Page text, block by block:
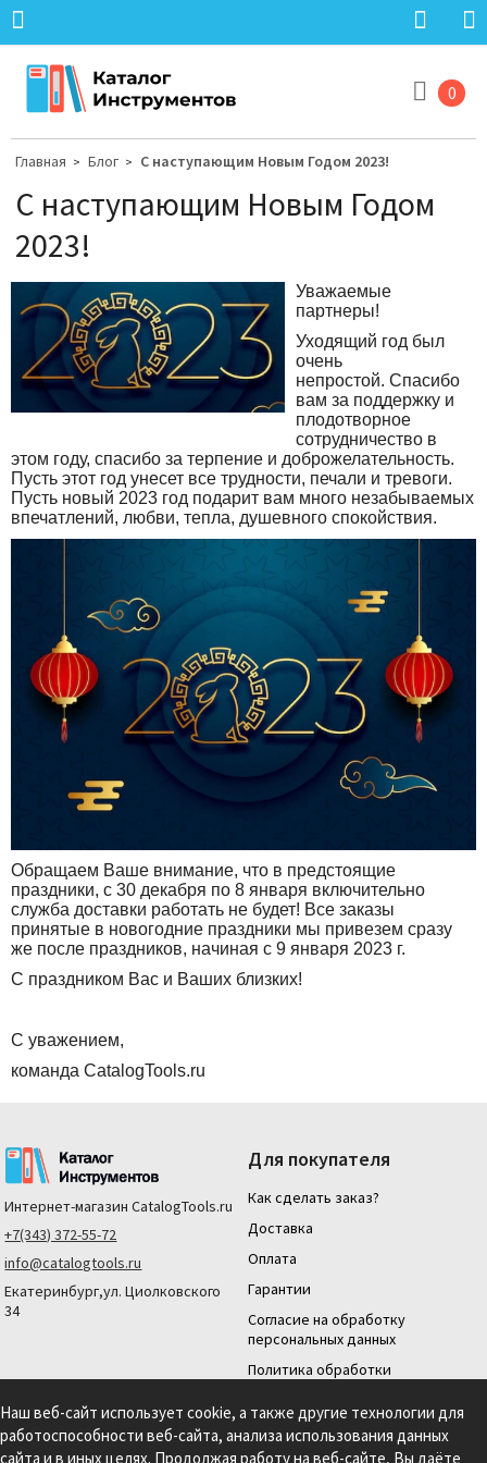
0
Главная > Блог > С наступающим Новым Годом 2023!
С наступающим Новым Годом
2023!
Уважаемые
партнеры!
Уходящий год был
очень
непростой. Спасибо
вам за поддержку и
плодотворное
сотрудничество в
этом году, спасибо за терпение и доброжелательность.
Пусть этот год унесет все трудности, печали и тревоги.
Пусть новый 2023 год подарит вам много незабываемых
впечатлений, любви, тепла, душевного спокойствия.
Обращаем Ваше внимание, что в предстоящие
праздники, с 30 декабря по 8 января включительно
служба доставки работать не будет! Все заказы
принятые в новогодние праздники мы привезем сразу
же после праздников, начиная с 9 января 2023 г.
С праздником Вас и Ваших близких!
С уважением,
команда CatalogTools.ru
Интернет-магазин CatalogTools.ru
+7(343) 372-55-72
info@catalogtools.ru
Екатеринбург,ул. Циолковского
34
Для покупателя
Как сделать заказ?
Доставка
Оплата
Гарантии
Согласие на обработку
персональных данных
Политика обработки
Для юридических лиц
На нашем сайте мы используем cookie для сбора информации технического
Наш веб-сайт использует cookie, а также другие технологии для
работоспособности веб-сайта, анализа использования данных
сайта и в иных целях. Продолжая работу на веб-сайте, Вы даёте